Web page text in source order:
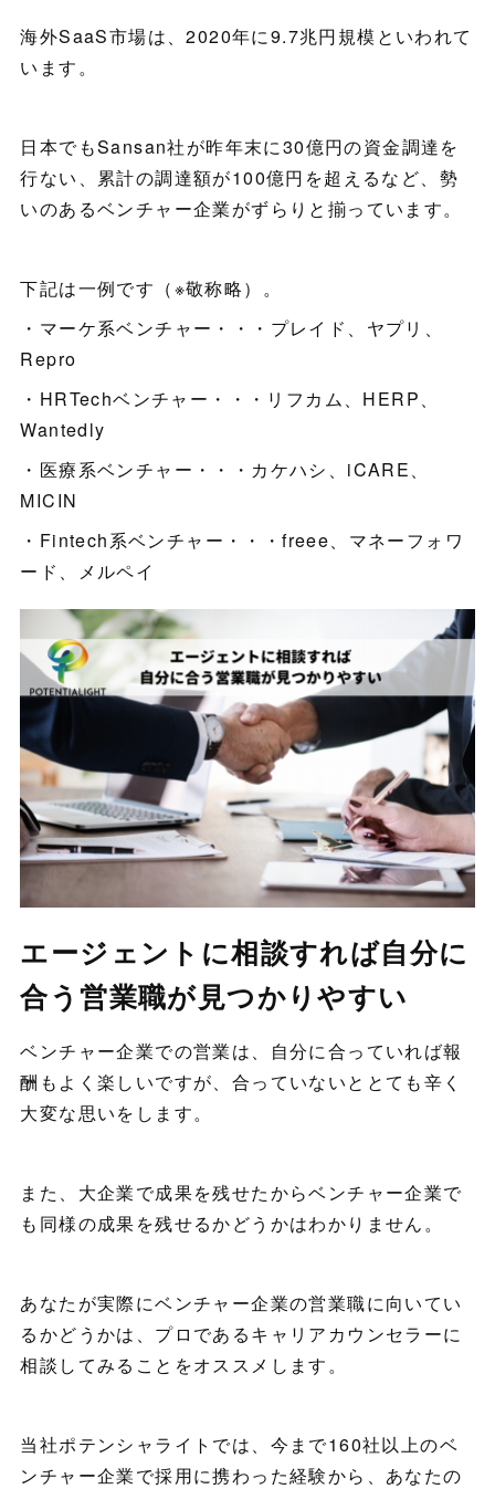
海外SaaS市場は、2020年に9.7兆円規模といわれて
います。
日本でもSansan社が昨年末に30億円の資金調達を
行ない、累計の調達額が100億円を超えるなど、勢
いのあるベンチャー企業がずらりと揃っています。
下記は一例です（※敬称略）。
・マーケ系ベンチャー・・・プレイド、ヤプリ、
Repro
・HRTechベンチャー・・・リフカム、HERP、
Wantedly
・医療系ベンチャー・・・カケハシ、iCARE、
MICIN
・Fintech系ベンチャー・・・freee、マネーフォワ
ード、メルペイ
エージェントに相談すれば自分に
合う営業職が見つかりやすい
ベンチャー企業での営業は、自分に合っていれば報
酬もよく楽しいですが、合っていないととても辛く
大変な思いをします。
また、大企業で成果を残せたからベンチャー企業で
も同様の成果を残せるかどうかはわかりません。
あなたが実際にベンチャー企業の営業職に向いてい
るかどうかは、プロであるキャリアカウンセラーに
相談してみることをオススメします。
当社ポテンシャライトでは、今まで160社以上のベ
ンチャー企業で採用に携わった経験から、あなたの